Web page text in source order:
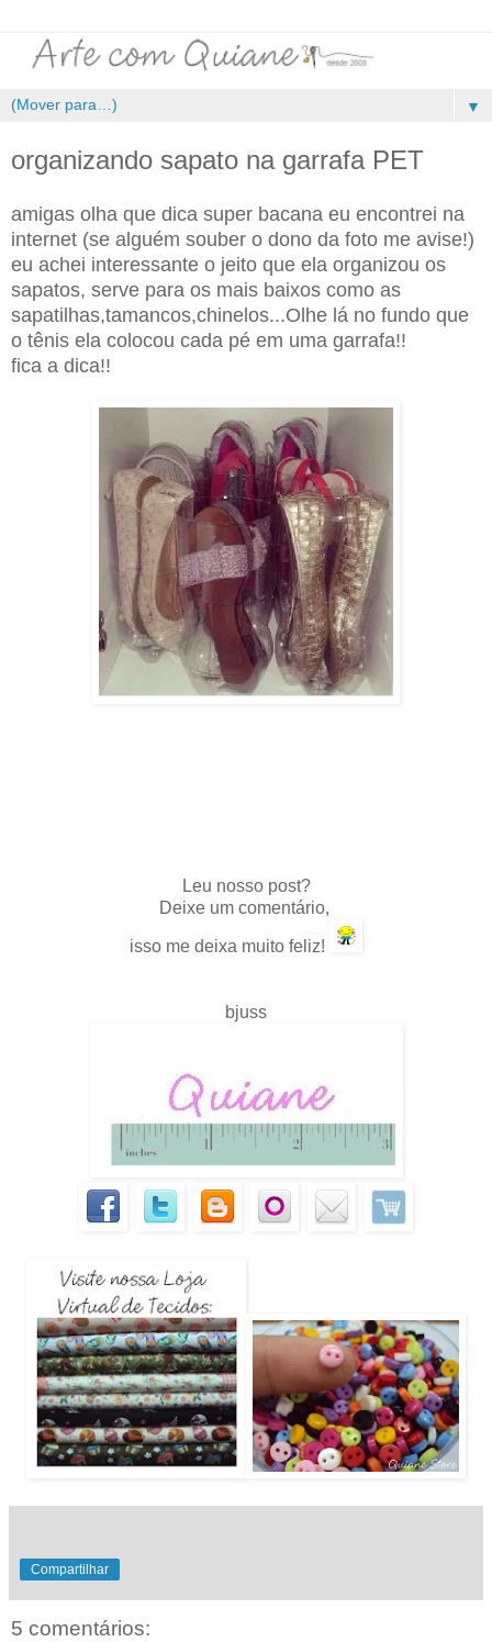
▼
organizando sapato na garrafa PET
amigas olha que dica super bacana eu encontrei na
internet (se alguém souber o dono da foto me avise!)
eu achei interessante o jeito que ela organizou os
sapatos, serve para os mais baixos como as
sapatilhas,tamancos,chinelos...Olhe lá no fundo que
o tênis ela colocou cada pé em uma garrafa!!
fica a dica!!
Leu nosso post?
Deixe um comentário,
isso me deixa muito feliz!
bjuss
Compartilhar
5 comentários: